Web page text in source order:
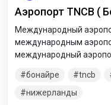
Аэропорт TNCB (
Международный
международным
международный
Нидерландах.
бонайре tncb
нижерланды